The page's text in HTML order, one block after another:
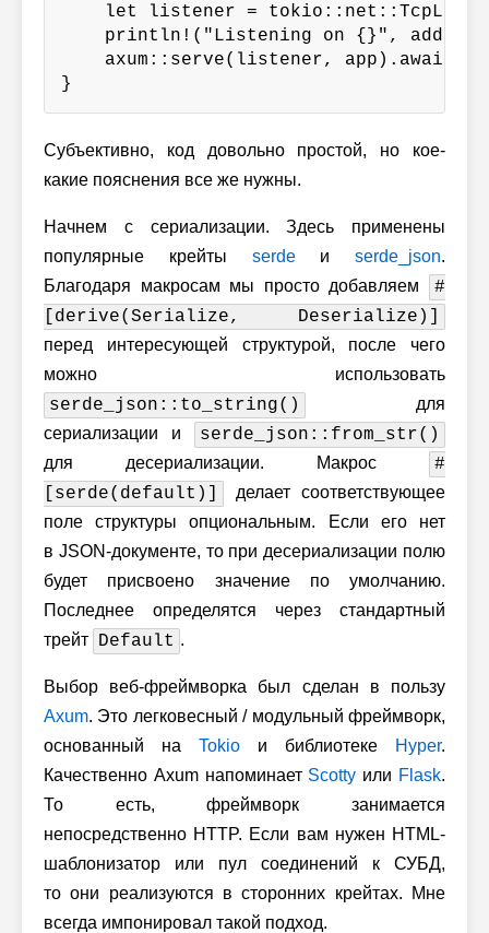
let listener =
    println!("Listening on {}", addr);
axum::serve(listener,
}
Субъективно, код довольно простой, но кое-
какие пояснения все же нужны.
Начнем с сериализации. Здесь применены
популярные крейты serdeи serde_json.
Благодаря макросам мы просто добавляем
#
[derive(Serialize, Deserialize)]
перед интересующей структурой, после чего
можно использовать
serde_json::to_string()
для
сериализации и
serde_json::from_str()
для десериализации. Макрос
#
[serde(default)]
делает соответствующее
поле структуры опциональным. Если его нет
в JSON-документе, то при десериализации полю
будет присвоено значение по умолчанию.
Последнее определятся через стандартный
трейт Default .
Выбор веб-фреймворка был сделан в пользу
Axum. Это легковесный / модульный фреймворк,
основанный на Tokio и библиотеке Hyper.
Качественно Axum напоминает Scotty или Flask.
То есть, фреймворк занимается
непосредственно HTTP. Если вам нужен HTML-
шаблонизатор или пул соединений к СУБД,
то они реализуются в сторонних крейтах. Мне
всегда импонировал такой подход.